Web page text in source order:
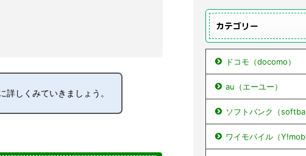
詳しくみていきましょう。
カテゴリー
ドコモ（docomo）
au（エーユー）
ソフトバンク（
ワイモバイル（